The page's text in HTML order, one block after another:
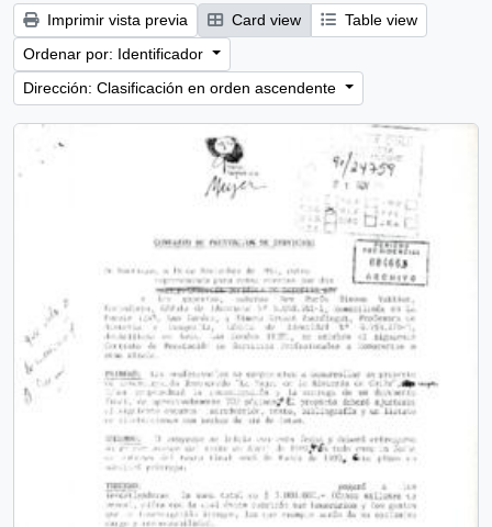
Imprimir vista previa Card view
Table view
Ordenar por: Identificador
Dirección: Clasificación en orden ascendente